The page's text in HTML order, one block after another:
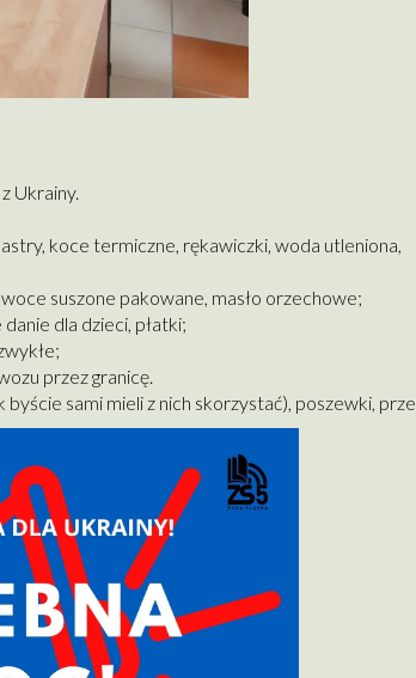
Ukrainy.
koce termiczne, rękawiczki, woda utleniona,
suszone pakowane, masło orzechowe;
dla dzieci, płatki;
przez granicę.
sami mieli z nich skorzystać), poszewki,